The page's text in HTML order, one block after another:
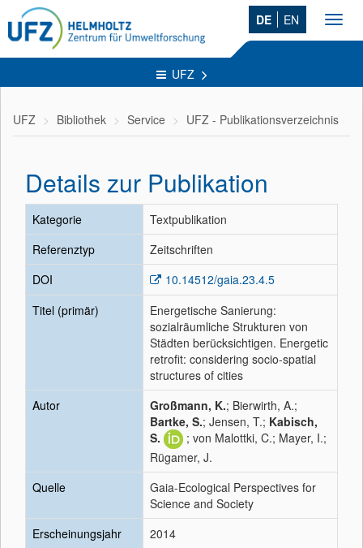
DE EN
UFZ
UFZ Bibliothek Service UFZ - Publikationsverzeichnis
Details zur Publikation
Kategorie
Textpublikation
Referenztyp
Zeitschriften
DOI
10.14512/gaia.23.4.5
Titel (primär)
Energetische Sanierung:
sozialräumliche Strukturen von
Städten berücksichtigen. Energetic
retrofit: considering socio-spatial
structures of cities
Autor
Großmann, K.; Bierwirth, A.;
Bartke, S.; Jensen, T.; Kabisch,
S.
; von Malottki, C.; Mayer, I.;
Rügamer, J.
Quelle
Gaia-Ecological Perspectives for
Science and Society
Erscheinungsjahr
2014